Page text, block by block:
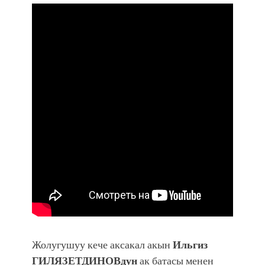
Жолугушуу кече аксакал акынИльгиз
ГИЛЯЗЕТДИНОВдунак батасы менен